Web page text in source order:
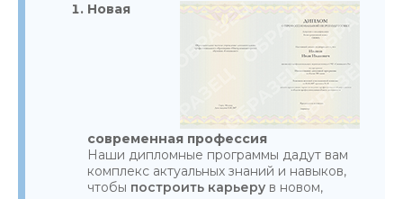
Новая
современная профессия
Наши дипломные программы дадут вам
комплекс актуальных знаний и навыков,
чтобы построить карьеру в новом,